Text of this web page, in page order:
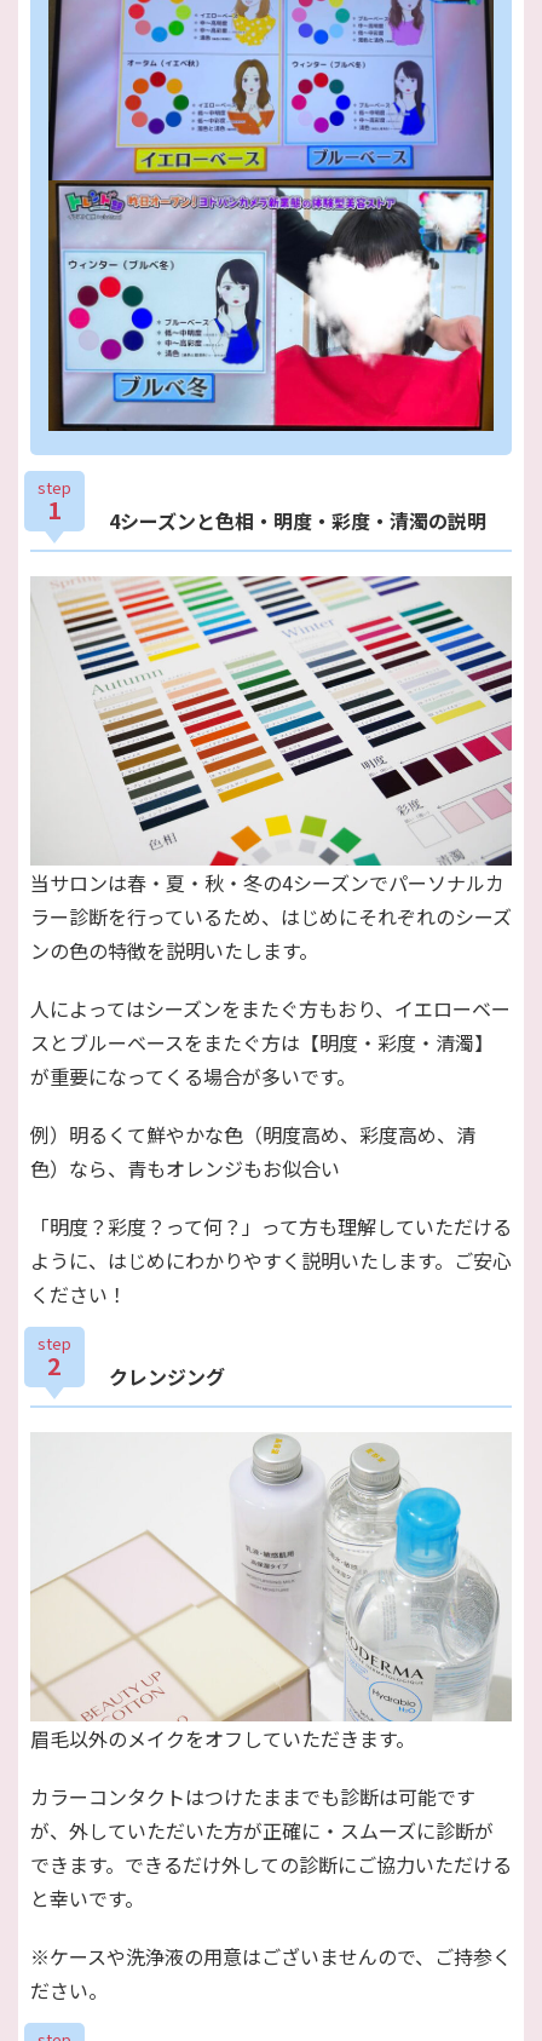
step
1 4シーズンと色相・明度・彩度・清濁の説明
当サロンは春・夏・秋・冬の4シーズンでパーソナルカ
ラー診断を行っているため、はじめにそれぞれのシーズ
ンの色の特徴を説明いたします。
人によってはシーズンをまたぐ方もおり、イエローベー
スとブルーベースをまたぐ方は【明度・彩度・清濁】
が重要になってくる場合が多いです。
例）明るくて鮮やかな色（明度高め、彩度高め、清
色）なら、青もオレンジもお似合い
「明度？彩度？って何？」って方も理解していただける
ように、はじめにわかりやすく説明いたします。ご安心
ください！
step
2 クレンジング
眉毛以外のメイクをオフしていただきます。
カラーコンタクトはつけたままでも診断は可能です
が、外していただいた方が正確に・スムーズに診断が
できます。できるだけ外しての診断にご協力いただける
と幸いです。
※ケースや洗浄液の用意はございませんので、ご持参く
ださい。